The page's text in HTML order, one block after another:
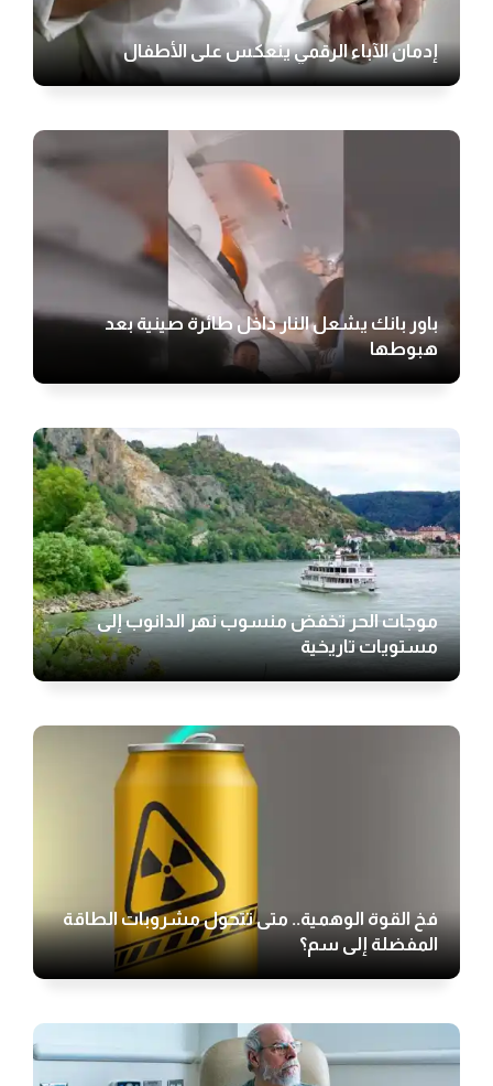
إدمان الآباء الرقمي ينعكس على الأطفال
باور بانك يشعل النار داخل طائرة صينية بعد
هبوطها
موجات الحر تخفض منسوب نهر الدانوب إلى
مستويات تاريخية
فخ القوة الوهمية.. متى تتحول مشروبات الطاقة
المفضلة إلى سم؟